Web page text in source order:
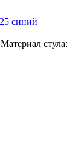
синий
Материал стула: